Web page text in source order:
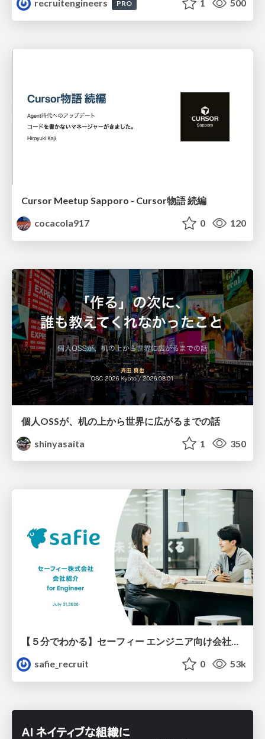
recruitengineers PRO 1 500
Cursor Meetup Sapporo - Cursor物語 続編
cocacola917
0 120
個人OSSが、机の上から世界に広がるまでの話
shinyasaita
1 350
【５分でわかる】セーフィー エンジニア向け会社紹介
safie_recruit
0 53k